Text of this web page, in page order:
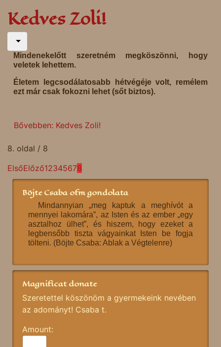
Kedves Zoli!
Mindenekelőtt szeretném megköszönni, hogy
veletek lehettem.
Életem legcsodálatosabb hétvégéje volt, remélem
ezt már csak fokozni lehet (sőt biztos).
Bővebben: Kedves Zoli!
8. oldal / 8
ElsőElőző12345678
Böjte Csaba ofm gondolata
Mindannyian „meg kaptuk a meghívót a
mennyei lakomára”, az Isten és az ember „egy
asztalhoz ülhet”, és hiszem, hogy ezeket a
legbensőbb tiszta vágyainkat Isten be fogja
tölteni. (Böjte Csaba: Ablak a Végtelenre)
Magnificat donate
Szeretettel köszönöm a gyermekeink nevében
az adományt! Csaba t.
Amount: